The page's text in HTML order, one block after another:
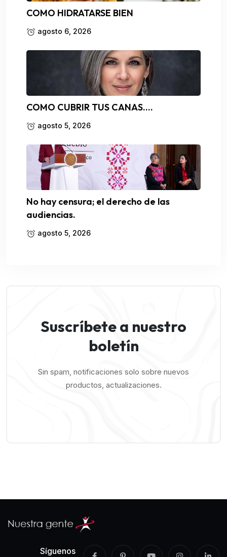
COMO HIDRATARSE BIEN
agosto 6, 2026
COMO CUBRIR TUS CANAS….
agosto 5, 2026
No hay censura; el derecho de las
audiencias.
agosto 5, 2026
Suscríbete a nuestro
boletín
Sin spam, notificaciones solo sobre nuevos
productos, actualizaciones.
Síguenos